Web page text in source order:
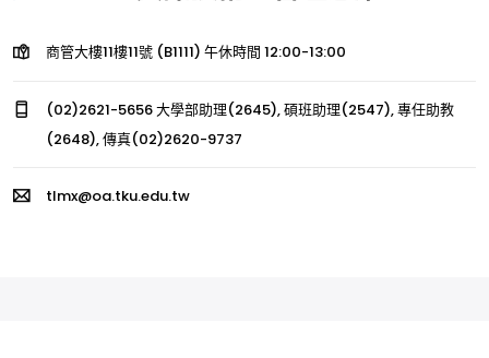
商管大樓11樓11號 (B1111) 午休時間 12:00-13:00
(02)2621-5656 大學部助理(2645), 碩班助理(2547), 專任助教
(2648), 傳真(02)2620-9737
tlmx@oa.tku.edu.tw